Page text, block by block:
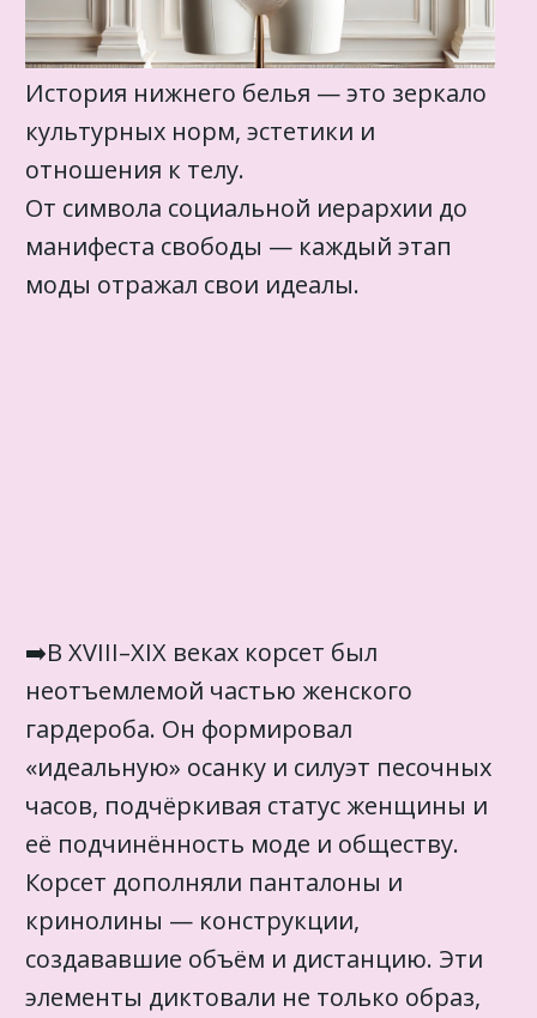
История нижнего белья — это зеркало
культурных норм, эстетики и
отношения к телу.
От символа социальной иерархии до
манифеста свободы — каждый этап
моды отражал свои идеалы.
➡️В XVIII–XIX веках корсет был
неотъемлемой частью женского
гардероба. Он формировал
«идеальную» осанку и силуэт песочных
часов, подчёркивая статус женщины и
её подчинённость моде и обществу.
Корсет дополняли панталоны и
кринолины — конструкции,
создававшие объём и дистанцию. Эти
элементы диктовали не только образ,